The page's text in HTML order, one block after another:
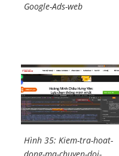
Google-Ads-web
Hình 35: Kiem-tra-hoat-